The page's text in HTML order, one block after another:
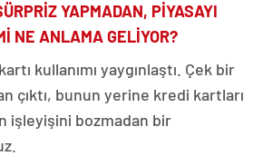
YAPMADAN, PİYASAYI
NE ANLAMA GELİYOR?
kullanımı yaygınlaştı. Çek bir
çıktı, bunun yerine kredi kartları
işleyişini bozmadan bir